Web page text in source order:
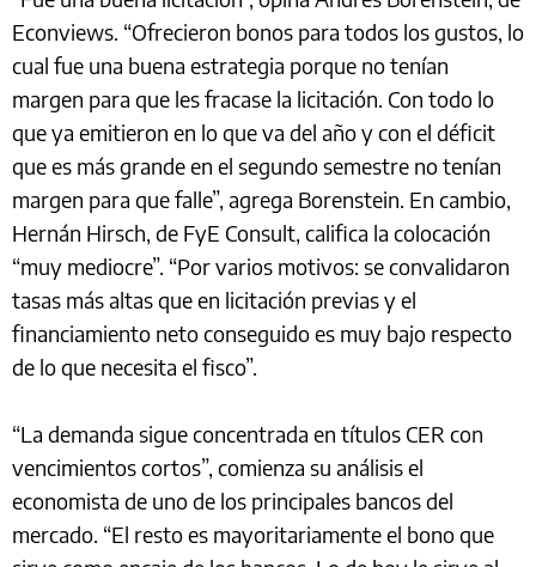
Econviews. “Ofrecieron bonos para todos los gustos, lo
cual fue una buena estrategia porque no tenían
margen para que les fracase la licitación. Con todo lo
que ya emitieron en lo que va del año y con el déficit
que es más grande en el segundo semestre no tenían
margen para que falle”, agrega Borenstein. En cambio,
Hernán Hirsch, de FyE Consult, califica la colocación
“muy mediocre”. “Por varios motivos: se convalidaron
tasas más altas que en licitación previas y el
financiamiento neto conseguido es muy bajo respecto
de lo que necesita el fisco”.
“La demanda sigue concentrada en títulos CER con
vencimientos cortos”, comienza su análisis el
economista de uno de los principales bancos del
mercado. “El resto es mayoritariamente el bono que